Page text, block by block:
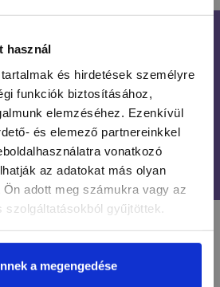
használ
és hirdetések személyre
funkciók biztosításához,
elemzéséhez. Ezenkívül
és elemező partnereinkkel
vonatkozó
az adatokat más olyan
adott meg számukra vagy az
gyűjtöttek.
a megengedése
SZÁLLÍTÁS
EMAILBEN
BIZTONSÁGOS
VÁSÁRLÁS